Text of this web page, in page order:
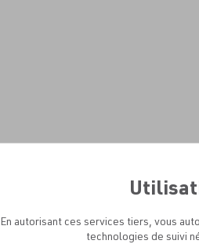
En autorisant ces services tiers, vous
technologies de suivi